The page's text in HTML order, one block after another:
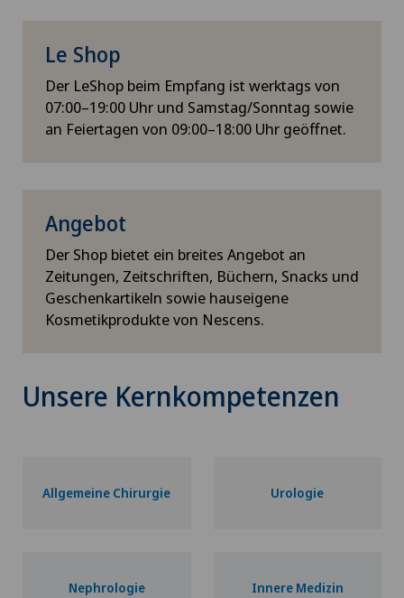
Le Shop
Der LeShop beim Empfang ist werktags von
07:00–19:00 Uhr und Samstag/Sonntag sowie
an Feiertagen von 09:00–18:00 Uhr geöffnet.
Angebot
Der Shop bietet ein breites Angebot an
Zeitungen, Zeitschriften, Büchern, Snacks und
Geschenkartikeln sowie hauseigene
Kosmetikprodukte von Nescens.
Unsere Kernkompetenzen
Allgemeine Chirurgie Urologie
Nephrologie Innere Medizin